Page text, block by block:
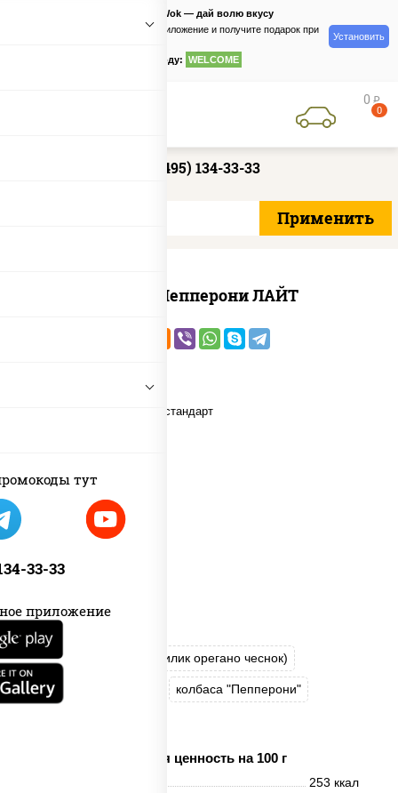
тут
33-33
приложение
PizzaSushiWok — дай волю вкусу
Скачайте приложение и получите подарок при
по промокоду: WELCOME
Установить
0 руб
0
+7 (495) 134-33-33
Пицца Пепперони ЛАЙТ
пицца соус (томаты базилик орегано чеснок)
моцарелла для пиццы колбаса "Пепперони"
Пищевая ценность на 100 г
253 ккал